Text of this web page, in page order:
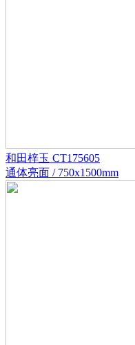
和田梓玉 CT175605
通体亮面 / 750x1500mm